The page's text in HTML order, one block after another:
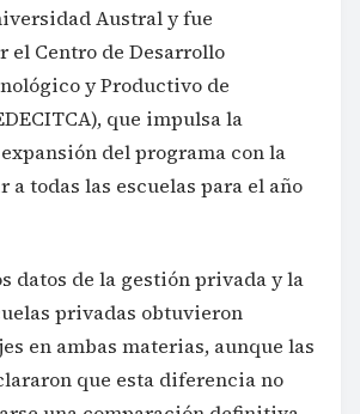
Austral y fue
el Centro de Desarrollo
y Productivo de
que impulsa la
del programa con la
todas las escuelas para el año
datos de la gestión privada y la
privadas obtuvieron
en ambas materias, aunque las
que esta diferencia no